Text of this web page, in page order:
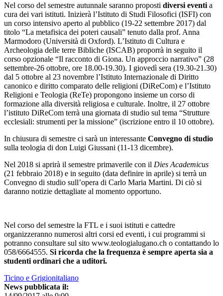
Nel corso del semestre autunnale saranno proposti diversi eventi a
cura dei vari istituti. Inizierà l’Istituto di Studi Filosofici (ISFI) con
un corso intensivo aperto al pubblico (19-22 settembre 2017) dal
titolo “La metafisica dei poteri causali” tenuto dalla prof. Anna
Marmodoro (Università di Oxford). L’Istituto di Cultura e
Archeologia delle terre Bibliche (ISCAB) proporrà in seguito il
corso opzionale “Il racconto di Giona. Un approccio narrativo” (28
settembre-26 ottobre, ore 18.00-19.30). I giovedì sera (19.30-21.30)
dal 5 ottobre al 23 novembre l’Istituto Internazionale di Diritto
canonico e diritto comparato delle religioni (DiReCom) e l’Istituto
Religioni e Teologia (ReTe) propongono insieme un corso di
formazione alla diversità religiosa e culturale. Inoltre, il 27 ottobre
l’istituto DiReCom terrà una giornata di studio sul tema “Strutture
ecclesiali: strumenti per la missione” (iscrizione entro il 10 ottobre).
In chiusura di semestre ci sarà un interessante Convegno di studio
sulla teologia di don Luigi Giussani (11-13 dicembre).
Nel 2018 si aprirà il semestre primaverile con il Dies Academicus
(21 febbraio 2018) e in seguito (data definire in aprile) si terrà un
Convegno di studio sull’opera di Carlo Maria Martini. Di ciò si
daranno notizie dettagliate al momento opportuno.
Nel corso del semestre la FTL e i suoi istituti e cattedre
organizzeranno numerosi altri corsi ed eventi, i cui programmi si
potranno consultare sul sito www.teologialugano.ch o contattando lo
058/6664555. Si ricorda che la frequenza è sempre aperta sia a
studenti ordinari che a uditori.
Ticino e Grigionitaliano
News pubblicata il: